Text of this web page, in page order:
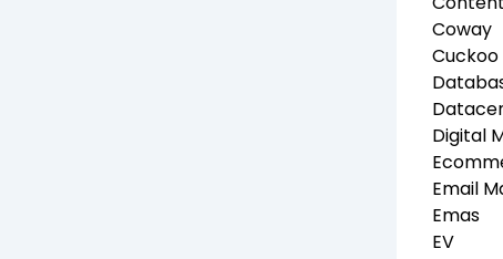
Coway
Cuckoo
Digital
Email
Emas
EV